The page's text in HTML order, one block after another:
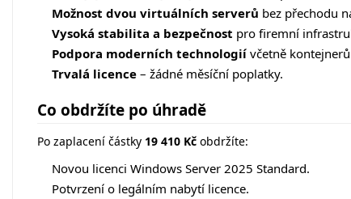
Možnost dvou virtuálních serverů bez přechodu
Vysoká stabilita a bezpečnost pro firemní
Podpora moderních technologií včetně
Trvalá licence – žádné měsíční poplatky.
Co obdržíte po úhradě
Po zaplacení částky 19 410 Kč obdržíte:
Novou licenci Windows Server 2025 Standard.
Potvrzení o legálním nabytí licence.